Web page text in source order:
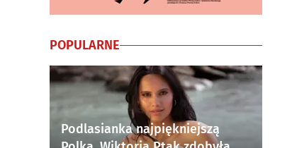
POPULARNE
Podlasianka najpiękniejszą